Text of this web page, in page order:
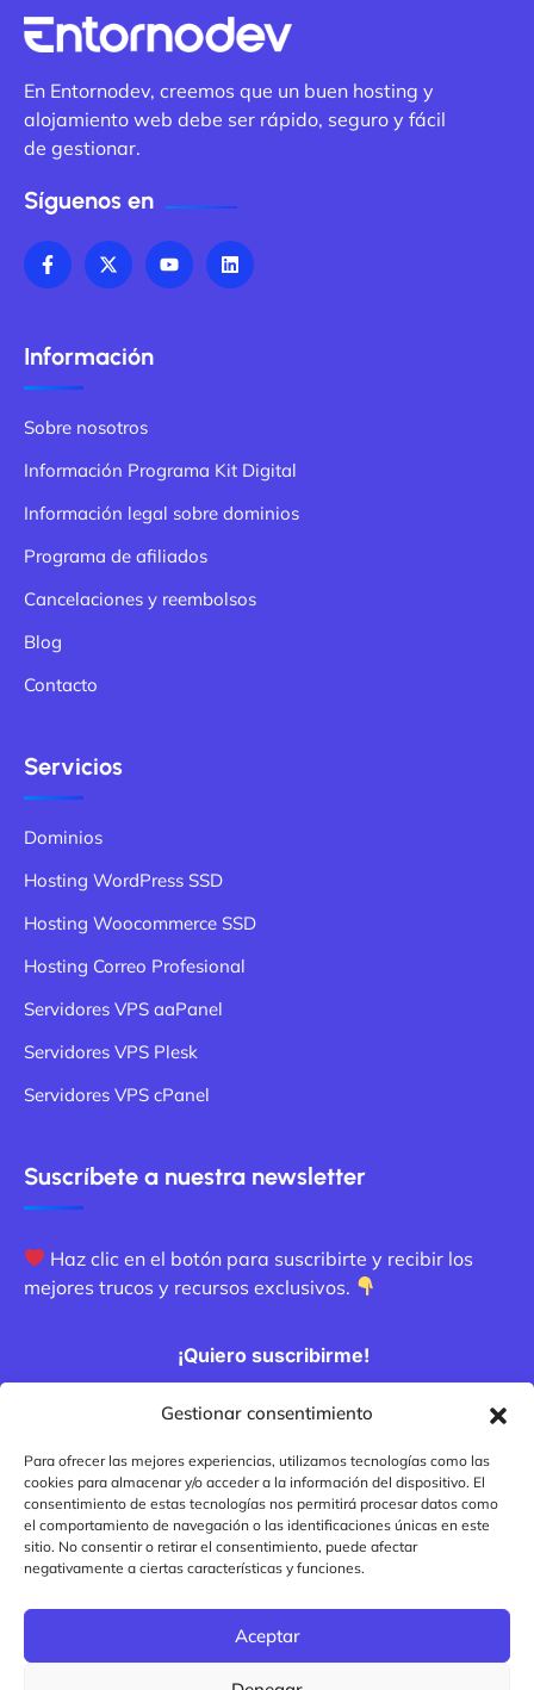
Gestionar consentimiento
Para ofrecer las mejores experiencias, utilizamos tecnologías como las
cookies para almacenar y/o acceder a la información del dispositivo. El
consentimiento de estas tecnologías nos permitirá procesar datos como
el comportamiento de navegación o las identificaciones únicas en este
sitio. No consentir o retirar el consentimiento, puede afectar
negativamente a ciertas características y funciones.
Aceptar
En Entornodev, creemos que un buen hosting y
alojamiento web debe ser rápido, seguro y fácil
de gestionar.
Síguenos en
Información
Sobre nosotros
Información Programa Kit Digital
Información legal sobre dominios
Programa de afiliados
Cancelaciones y reembolsos
Blog
Contacto
Servicios
Dominios
Hosting WordPress SSD
Hosting Woocommerce SSD
Hosting Correo Profesional
Servidores VPS aaPanel
Servidores VPS Plesk
Servidores VPS cPanel
Suscríbete a nuestra newsletter
Haz clic en el botón para suscribirte y recibir los
mejores trucos y recursos exclusivos.
¡Quiero suscribirme!
Métodos de pago